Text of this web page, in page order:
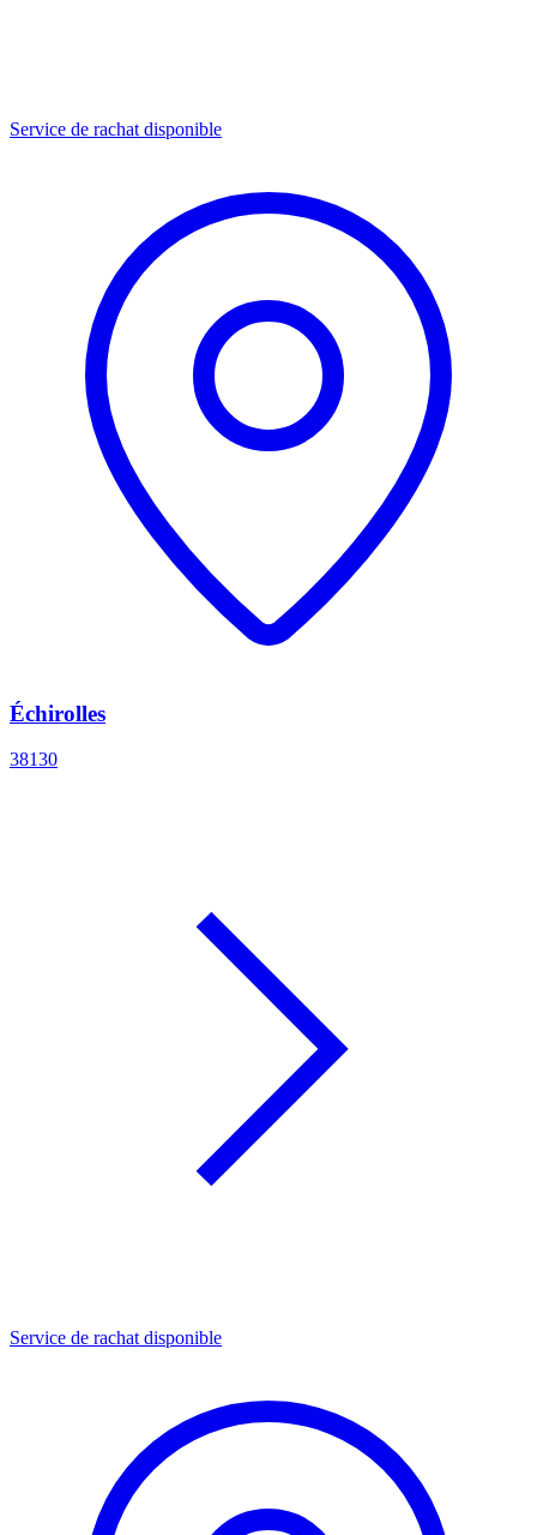
Service de rachat disponible
Échirolles
38130
Service de rachat disponible